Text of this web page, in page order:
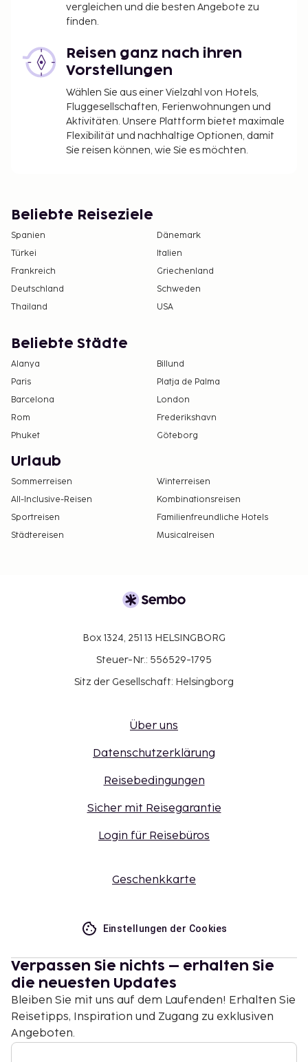
vergleichen und die besten Angebote zu
finden.
Reisen ganz nach ihren
Vorstellungen
Wählen Sie aus einer Vielzahl von Hotels,
Fluggesellschaften, Ferienwohnungen und
Aktivitäten. Unsere Plattform bietet maximale
Flexibilität und nachhaltige Optionen, damit
Sie reisen können, wie Sie es möchten.
Beliebte Reiseziele
Spanien
Dänemark
Türkei
Italien
Frankreich
Griechenland
Deutschland
Schweden
Thailand
USA
Beliebte Städte
Alanya
Billund
Paris
Platja de Palma
Barcelona
London
Rom
Frederikshavn
Phuket
Göteborg
Urlaub
Sommerreisen
Winterreisen
All-Inclusive-Reisen
Kombinationsreisen
Sportreisen
Familienfreundliche Hotels
Städtereisen
Musicalreisen
Box 1324, 251 13 HELSINGBORG
Steuer-Nr.: 556529-1795
Sitz der Gesellschaft: Helsingborg
Über uns
Datenschutzerklärung
Reisebedingungen
Sicher mit Reisegarantie
Login für Reisebüros
Geschenkkarte
Einstellungen der Cookies
Verpassen Sie nichts – erhalten Sie
die neuesten Updates
Bleiben Sie mit uns auf dem Laufenden! Erhalten Sie
Reisetipps, Inspiration und Zugang zu exklusiven
Angeboten.